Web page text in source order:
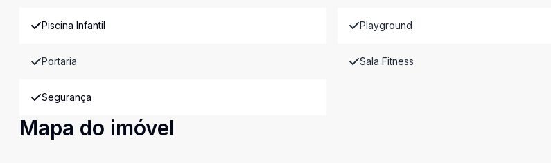
Piscina Infantil Playground
Portaria Sala Fitness
Segurança
Mapa do imóvel